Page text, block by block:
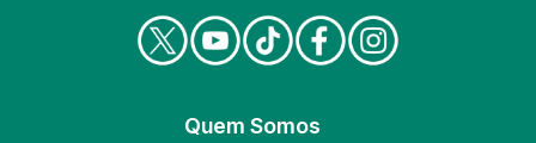
Quem Somos